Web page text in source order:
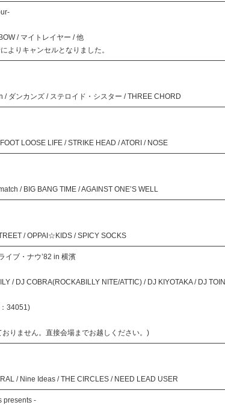
/ マイトレイヤー / 他
よりキャンセルとなりました。
ダンカンズ / ステロイド・シスター / THREE CHORD
LOOSE LIFE / STRIKE HEAD / ATORI / NOSE
/ BIG BANG TIME / AGAINST ONE’S WELL
/ OPPAI☆KIDS / SPICY SOCKS
イブ・ナウ’82 in 横濱
/ DJ COBRA(ROCKABILLY NITE/ATTIC) / DJ KIYOTAKA / DJ TOINI
34051)
りません。直接会場までお越しください。)
/ Nine Ideas / THE CIRCLES / NEED LEAD USER
presents -